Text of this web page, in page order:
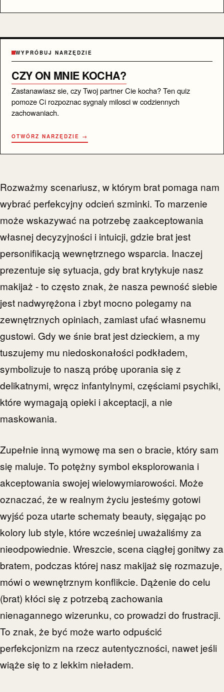
WYPRÓBUJ NARZĘDZIE
CZY ON MNIE KOCHA?
Zastanawiasz sie, czy Twoj partner Cie kocha? Ten quiz
pomoze Ci rozpoznac sygnaly milosci w codziennych
zachowaniach.
OTWÓRZ NARZĘDZIE →
Rozważmy scenariusz, w którym brat pomaga nam
wybrać perfekcyjny odcień szminki. To marzenie
może wskazywać na potrzebę zaakceptowania
własnej decyzyjności i intuicji, gdzie brat jest
personifikacją wewnętrznego wsparcia. Inaczej
prezentuje się sytuacja, gdy brat krytykuje nasz
makijaż - to często znak, że nasza pewność siebie
jest nadwyrężona i zbyt mocno polegamy na
zewnętrznych opiniach, zamiast ufać własnemu
gustowi. Gdy we śnie brat jest dzieckiem, a my
tuszujemy mu niedoskonałości podkładem,
symbolizuje to naszą próbę uporania się z
delikatnymi, wręcz infantylnymi, częściami psychiki,
które wymagają opieki i akceptacji, a nie
maskowania.
Zupełnie inną wymowę ma sen o bracie, który sam
się maluje. To potężny symbol eksplorowania i
akceptowania swojej wielowymiarowości. Może
oznaczać, że w realnym życiu jesteśmy gotowi
wyjść poza utarte schematy beauty, sięgając po
kolory lub style, które wcześniej uważaliśmy za
nieodpowiednie. Wreszcie, scena ciągłej gonitwy za
bratem, podczas której nasz makijaż się rozmazuje,
mówi o wewnętrznym konflikcie. Dążenie do celu
(brat) kłóci się z potrzebą zachowania
nienagannego wizerunku, co prowadzi do frustracji.
To znak, że być może warto odpuścić
perfekcjonizm na rzecz autentyczności, nawet jeśli
wiąże się to z lekkim nieładem.